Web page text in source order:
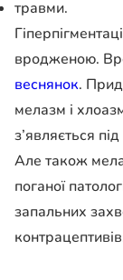
травми.
вродженою.
веснянок.
мелазм і
з’являється
Але також
поганої
запальних